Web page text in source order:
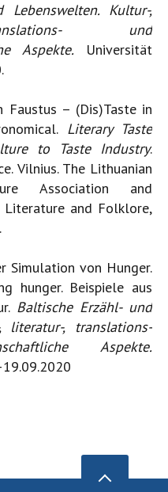
Kultur-,
und
Aspekte.Universität
Faustus – (Dis)Taste in
Literary Taste
to Taste Industry.
Vilnius. The Lithuanian
Association and
and Folklore,
Simulation von Hunger.
hunger. Beispiele aus
Baltische Erzähl- und
literatur-, translations-
Aspekte.